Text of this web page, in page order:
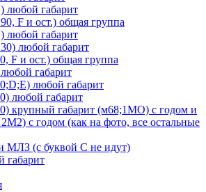
любой габарит
F и ост.) общая группа
любой габарит
любой габарит
F и ост.) общая группа
габарит
любой габарит
любой габарит
крупный габарит (м68;1МО) с годом и
с годом (как на фото, все остальные
МЛЗ (с буквой С не идут)